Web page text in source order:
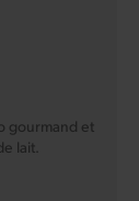
gourmand et
lait.